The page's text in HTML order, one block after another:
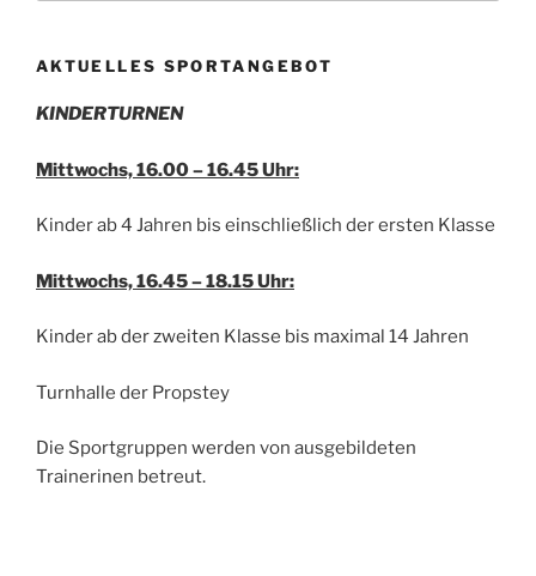
AKTUELLES SPORTANGEBOT
KINDERTURNEN
Mittwochs, 16.00 – 16.45 Uhr:
Kinder ab 4 Jahren bis einschließlich der ersten Klasse
Mittwochs, 16.45 – 18.15 Uhr:
Kinder ab der zweiten Klasse bis maximal 14 Jahren
Turnhalle der Propstey
Die Sportgruppen werden von ausgebildeten
Trainerinen betreut.